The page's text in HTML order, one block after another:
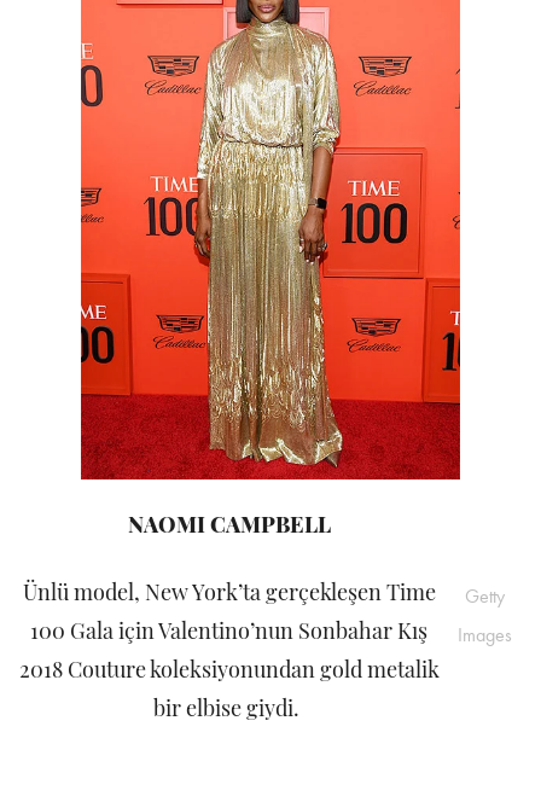
NAOMI CAMPBELL
Ünlü model, New York’ta gerçekleşen Time
100 Gala için Valentino’nun Sonbahar Kış
2018 Couture koleksiyonundan gold metalik
bir elbise giydi.
Getty
Images